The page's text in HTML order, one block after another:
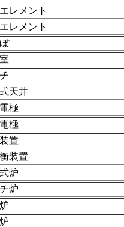
レメント
レメント
天井
極
極
置
装置
炉
炉